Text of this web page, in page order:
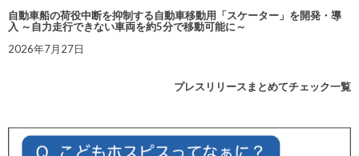
自動車船の荷役中断を抑制する自動車移動用「スケーター」を開発・導
入 ～自力走行できない車両を約5分で移動可能に～
2026年7月27日
プレスリリースまとめてチェック一覧